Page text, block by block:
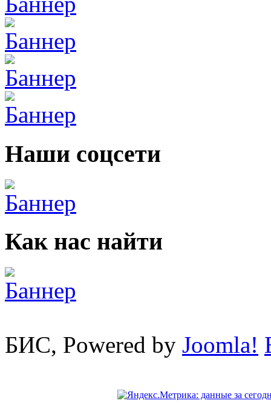
Наши соцсети
Как нас найти
БИС, Powered by Joomla!